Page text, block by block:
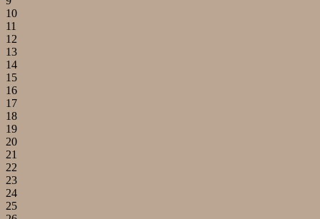
10
11
12
13
14
15
16
17
18
19
20
21
22
23
24
25